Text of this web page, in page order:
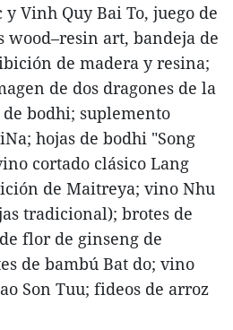
Vinh Quy Bai To, juego de
wood–resin art, bandeja de
de madera y resina;
de dos dragones de la
bodhi; suplemento
hojas de bodhi "Song
cortado clásico Lang
de Maitreya; vino Nhu
tradicional); brotes de
flor de ginseng de
de bambú Bat do; vino
Son Tuu; fideos de arroz